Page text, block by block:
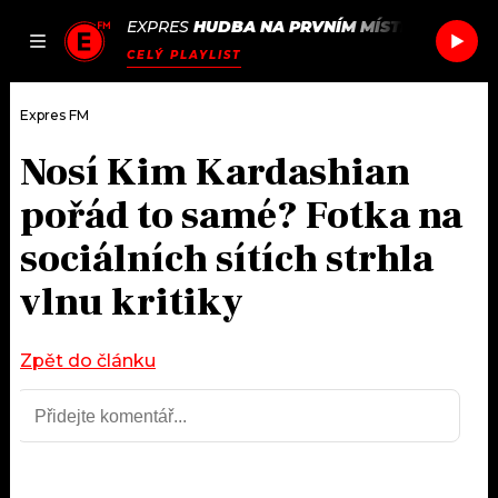
JAK
SEZNAM.CZ
EXPRES HUDBA NA PRVNÍM MÍSTĚ
CELÝ PLAYLIST
DOMŮ
ČLÁNKY
AKTUÁLNĚ
HUDBA
PODCASTY
JAK NALADIT
RÁDIO
Expres FM
Nosí Kim Kardashian
pořád to samé? Fotka na
sociálních sítích strhla
vlnu kritiky
Zpět do článku